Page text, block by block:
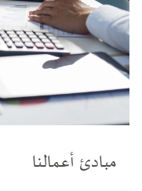
مبادئ أعمالنا